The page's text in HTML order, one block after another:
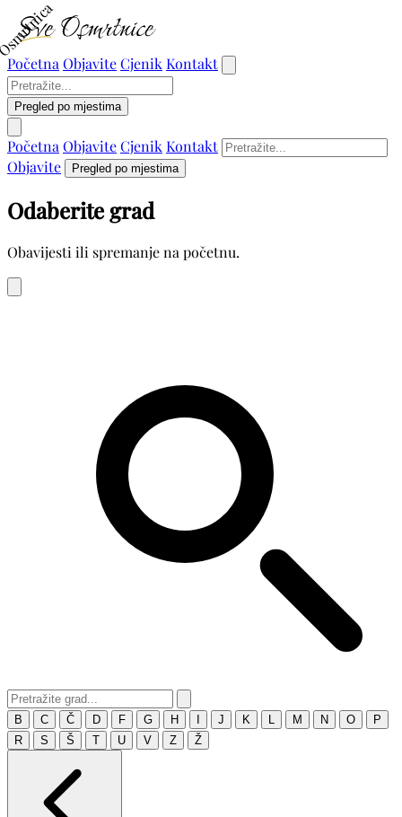
Početna ObjaviteCjenik Kontakt
Pregled po mjestima
Početna ObjaviteCjenik Kontakt
Objavite
Pregled po mjestima
Odaberite grad
Obavijesti ili spremanje na početnu.
B C Č D F G H J K M N O
P
R
S Š T U V Z Ž